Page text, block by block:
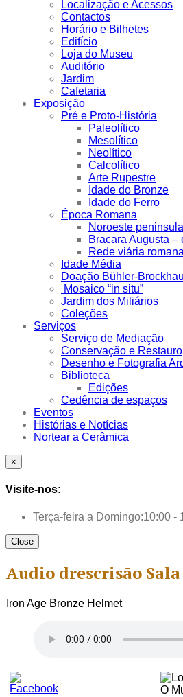
Localização e Acessos
Contactos
Horário e Bilhetes
Edifício
Loja do Museu
Auditório
Jardim
Cafetaria
Exposição
Pré e Proto-História
Paleolítico
Mesolítico
Neolítico
Calcolítico
Arte Rupestre
Idade do Bronze
Idade do Ferro
Época Romana
Noroeste
Bracara Augusta –
Rede viária
Idade Média
Doação Bühler-
Mosaico “in situ”
Jardim dos Miliários
Coleções
Serviços
Serviço de Mediação
Conservação e Restauro
Desenho e Fotografia
Biblioteca
Edições
Cedência de espaços
Eventos
Histórias e Notícias
Nortear a Cerâmica
×
Visite-nos:
Terça-feira a Domingo:10:00 -
Close
Audio drescrisão
Iron Age Bronze Helmet
O